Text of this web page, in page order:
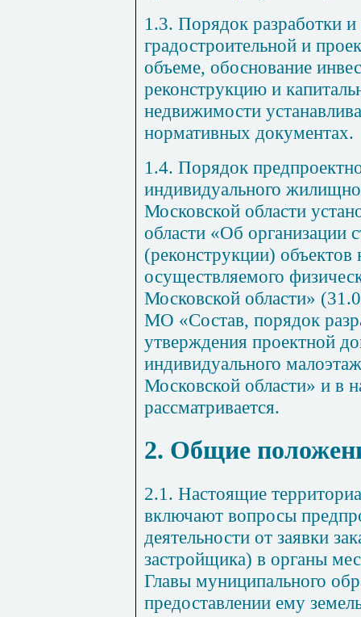
1.3. Порядок разработки и
градостроительной и
объеме, обоснование
реконструкцию и
недвижимости
нормативных документах.
1.4. Порядок
индивидуального
Московской области
области «Об организации
(реконструкции)
осуществляемого
Московской области»
МО «Состав, порядок
утверждения проектной
индивидуального
Московской области» и в
рассматривается.
2. Общие
2.1. Настоящие
включают вопросы
деятельности от заявки
застройщика) в органы
Главы муниципального
предоставлении ему